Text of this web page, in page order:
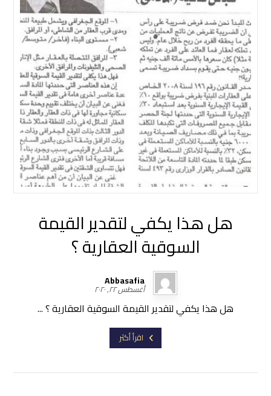
هل هذا يكفي لتقدير القيمة
السوقية العقارية ؟
Abbasafia
أغسطس ٢٢, ٢٠٢٠
هل هذا يكفي لتقدير القيمة السوقية العقارية ؟ ...
اقرأ أكثر